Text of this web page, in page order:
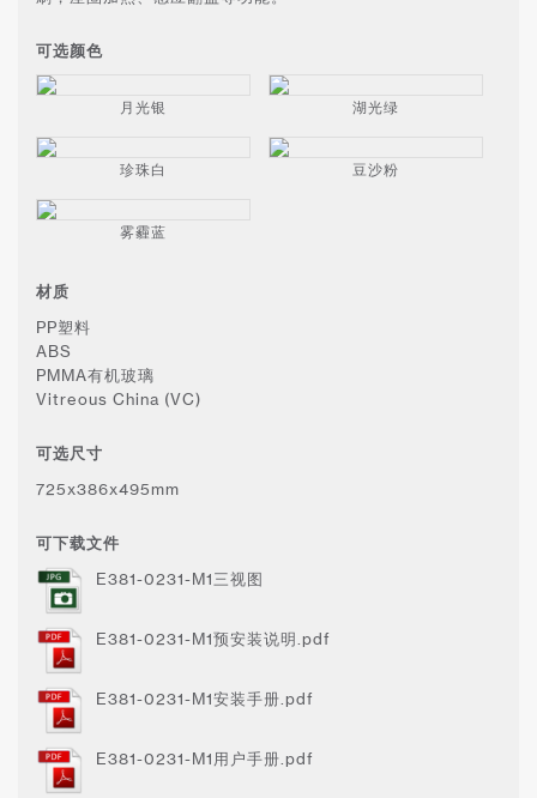
可选颜色
月光银 湖光绿
珍珠白 豆沙粉
雾霾蓝
材质
PP塑料
ABS
PMMA有机玻璃
Vitreous China (VC)
可选尺寸
725x386x495mm
可下载文件
E381-0231-M1三视图
E381-0231-M1预安装说明.pdf
E381-0231-M1安装手册.pdf
E381-0231-M1用户手册.pdf